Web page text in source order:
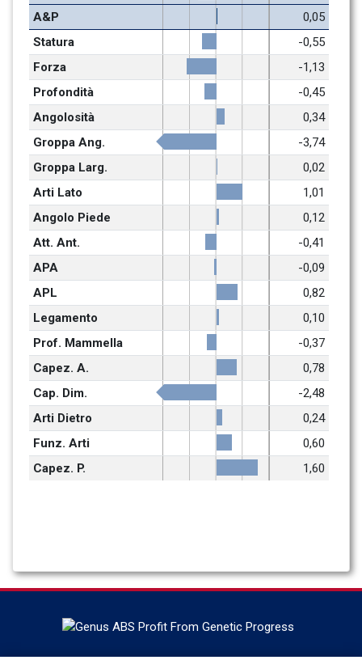
A&P
0,05
Statura
-0,55
Forza
-1,13
Profondità
-0,45
Angolosità
0,34
Groppa Ang.
-3,74
Groppa Larg.
0,02
Arti Lato
1,01
Angolo Piede
0,12
Att. Ant.
-0,41
APA
-0,09
APL
0,82
Legamento
0,10
Prof. Mammella
-0,37
Capez. A.
0,78
Cap. Dim.
-2,48
Arti Dietro
0,24
Funz. Arti
0,60
Capez. P.
1,60